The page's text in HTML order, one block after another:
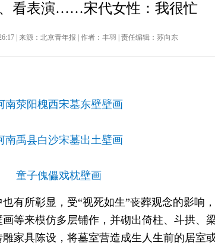
看表演……宋代女性：我很忙
| 来源：北京青年报 | 作者：丰羽 | 责任编辑：苏向东
南荥阳槐西宋墓东壁壁画
南禹县白沙宋墓出土壁画
童子傀儡戏枕壁画
有所彰显，受“视死如生”丧葬观念的影响
等来模仿多层铺作，并砌出倚柱、斗拱、
家具陈设，将墓室营造成生人生前的居室